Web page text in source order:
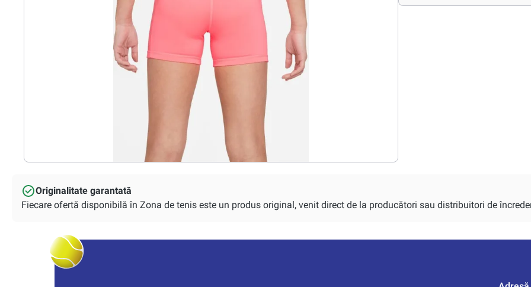
Originalitate garantată
Fiecare ofertă disponibilă în Zona de tenis este un produs original, venit direct de la producători sau distribuitori de